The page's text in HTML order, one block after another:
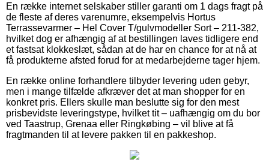
En række internet selskaber stiller garanti om 1 dags fragt på
de fleste af deres varenumre, eksempelvis Hortus
Terrassevarmer – Hel Cover T/gulvmodeller Sort – 211-382,
hvilket dog er afhængig af at bestillingen laves tidligere end
et fastsat klokkeslæt, sådan at de har en chance for at nå at
få produkterne afsted forud for at medarbejderne tager hjem.
En række online forhandlere tilbyder levering uden gebyr,
men i mange tilfælde afkræver det at man shopper for en
konkret pris. Ellers skulle man beslutte sig for den mest
prisbevidste leveringstype, hvilket tit – uafhængig om du bor
ved Taastrup, Grenaa eller Ringkøbing – vil blive at få
fragtmanden til at levere pakken til en pakkeshop.